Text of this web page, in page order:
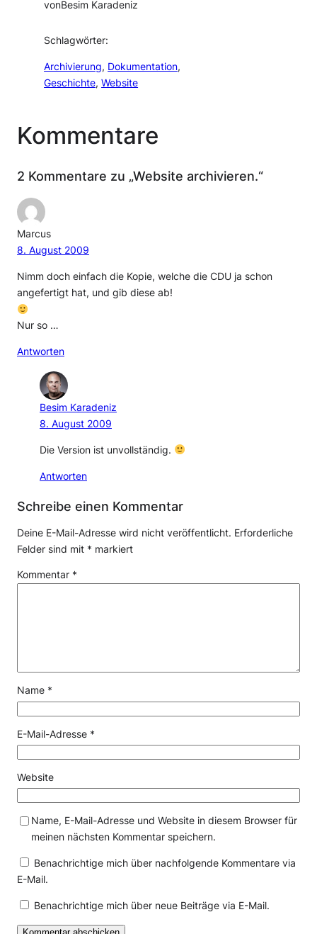
vonBesim Karadeniz
Schlagwörter:
Archivierung, Dokumentation
Geschichte, Website
Kommentare
2 Kommentare zu „Website archivieren.“
Marcus
8. August 2009
Nimm doch einfach die Kopie, welche die CDU ja schon
angefertigt hat, und gib diese ab!
Nur so …
Antworten
Besim Karadeniz
8. August 2009
Die Version ist unvollständig.
Antworten
Schreibe einen Kommentar
Deine E-Mail-Adresse wird nicht veröffentlicht. Erforderliche
Felder sind mit * markiert
Kommentar *
Name *
E-Mail-Adresse *
Website
Name, E-Mail-Adresse und Website in diesem Browser für
meinen nächsten Kommentar speichern.
Benachrichtige mich über nachfolgende Kommentare via
E-Mail.
Benachrichtige mich über neue Beiträge via E-Mail.